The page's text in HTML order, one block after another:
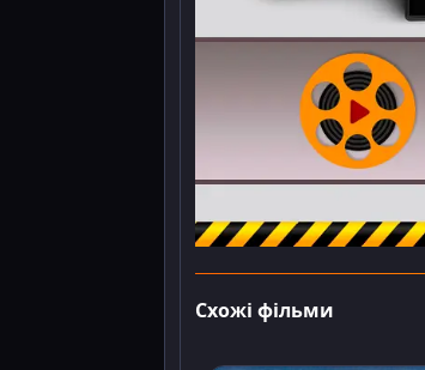
Схожі фільми